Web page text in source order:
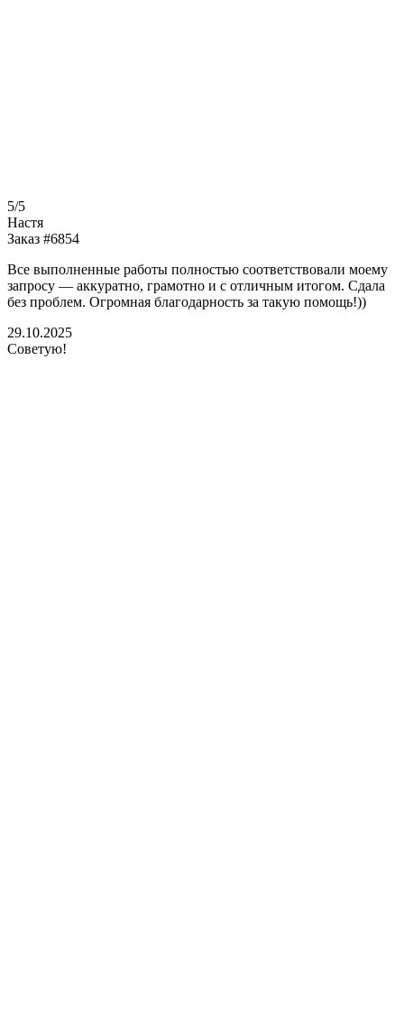
5/5
Настя
Заказ #6854
Все выполненные работы полностью соответствовали моему
запросу — аккуратно, грамотно и с отличным итогом. Сдала
без проблем. Огромная благодарность за такую помощь!))
29.10.2025
Советую!